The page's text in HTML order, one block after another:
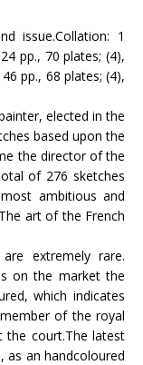
issue.Collation: 1
pp., 70 plates; (4),
pp., 68 plates; (4),
elected in the
based upon the
the director of the
of 276 sketches
ambitious and
art of the French
extremely rare.
on the market the
which indicates
of the royal
the court.The latest
as an handcoloured